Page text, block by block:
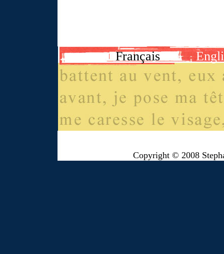
Français
Copyright © 2008